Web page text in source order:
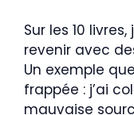
Sur les 10
revenir avec
Un exemple
frappée : j’ai
mauvaise